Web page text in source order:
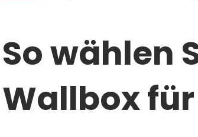
So wählen
Wallbox